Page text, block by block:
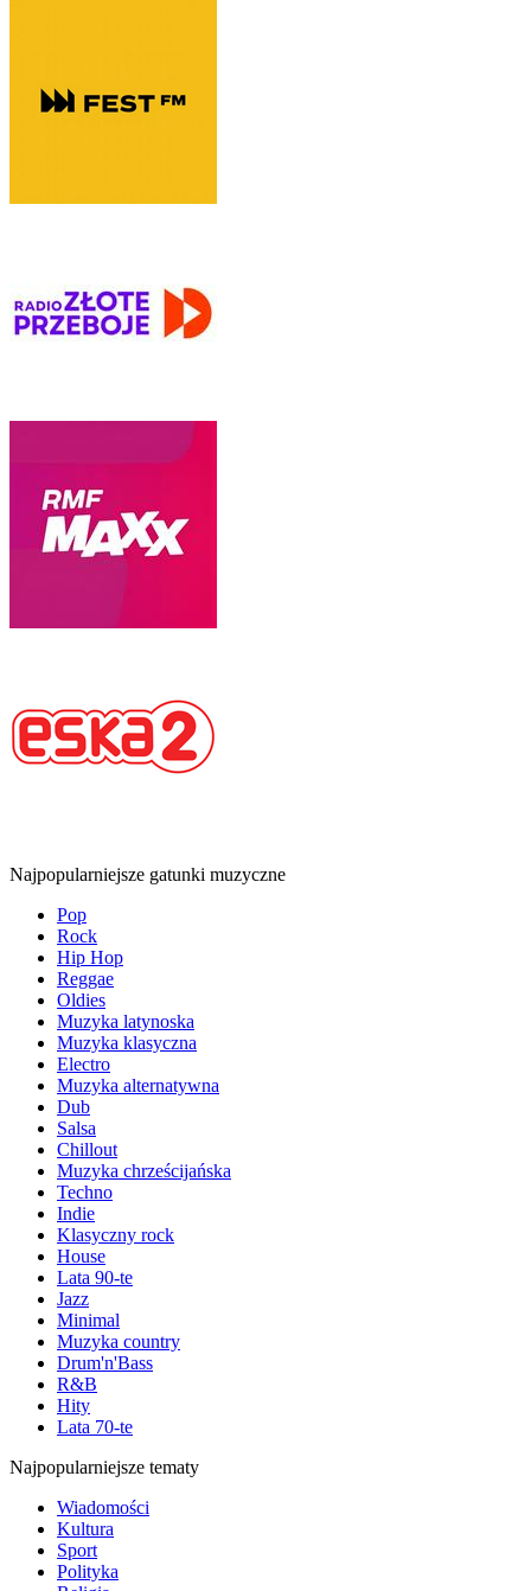
Najpopularniejsze gatunki muzyczne
Pop
Rock
Hip Hop
Reggae
Oldies
Muzyka latynoska
Muzyka klasyczna
Electro
Muzyka alternatywna
Dub
Salsa
Chillout
Muzyka chrześcijańska
Techno
Indie
Klasyczny rock
House
Lata 90-te
Jazz
Minimal
Muzyka country
Drum'n'Bass
R&B
Hity
Lata 70-te
Najpopularniejsze tematy
Wiadomości
Kultura
Sport
Polityka